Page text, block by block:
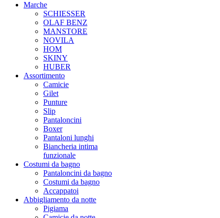
Marche
SCHIESSER
OLAF BENZ
MANSTORE
NOVILA
HOM
SKINY
HUBER
Assortimento
Camicie
Gilet
Punture
Slip
Pantaloncini
Boxer
Pantaloni lunghi
Biancheria intima
funzionale
Costumi da bagno
Pantaloncini da bagno
Costumi da bagno
Accappatoi
Abbigliamento da notte
Pigiama